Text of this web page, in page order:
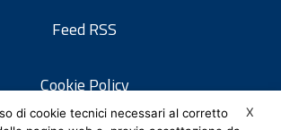
Feed RSS
Cookie Policy
X
di cookie tecnici necessari al corretto